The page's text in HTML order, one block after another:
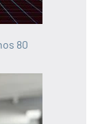
80